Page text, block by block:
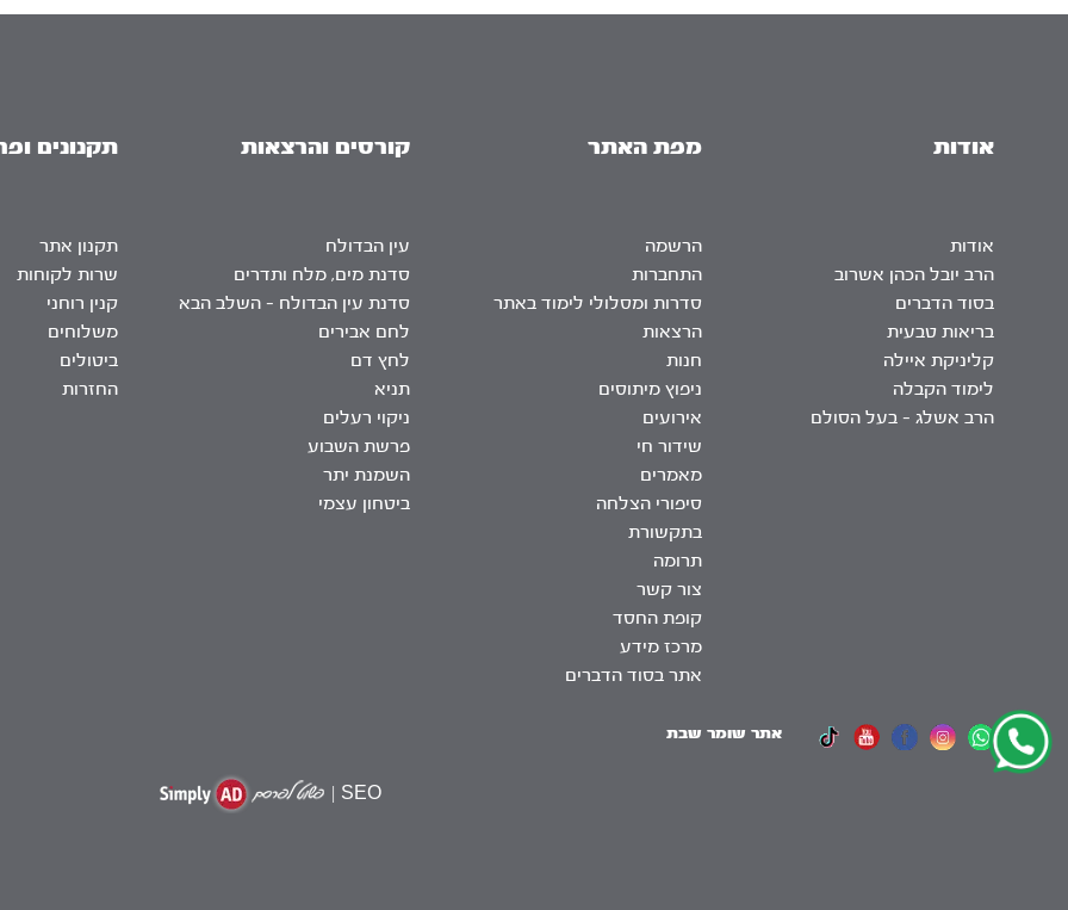
אודות
אודות
הרב יובל הכהן אשרוב
בסוד הדברים
בריאות טבעית
קליניקת איילה
לימוד הקבלה
הרב אשלג – בעל הסולם
מפת האתר
הרשמה
התחברות
סדרות ומסלולי לימוד באתר
הרצאות
חנות
ניפוץ מיתוסים
אירועים
שידור חי
מאמרים
סיפורי הצלחה
בתקשורת
תרומה
צור קשר
קופת החסד
מרכז מידע
אתר בסוד הדברים
קורסים והרצאות
עין הבדולח
סדנת מים, מלח ותדרים
סדנת עין הבדולח – השלב הבא
לחם אבירים
לחץ דם
תניא
ניקוי רעלים
פרשת השבוע
השמנת יתר
ביטחון עצמי
תקנונים
תקנון אתר
שרות לקוחות
קנין רוחני
משלוחים
ביטולים
החזרות
אתר שומר שבת
SEO